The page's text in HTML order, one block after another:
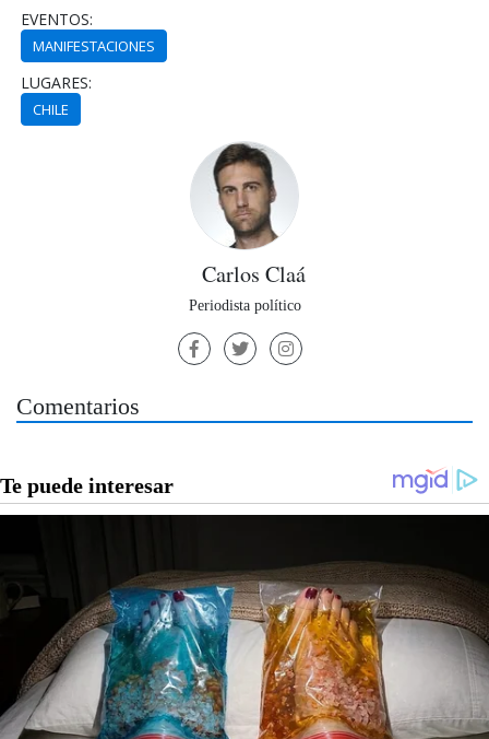
EVENTOS:
MANIFESTACIONES
LUGARES:
CHILE
Carlos Claá
Periodista político
Comentarios